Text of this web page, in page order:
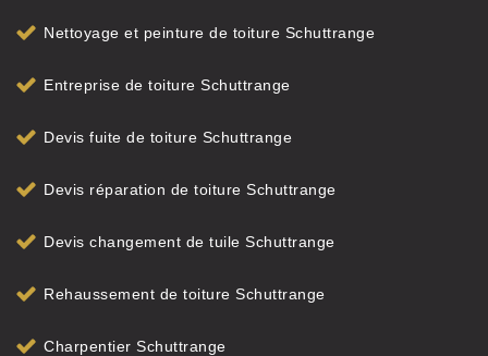
Nettoyage et peinture de toiture Schuttrange
Entreprise de toiture Schuttrange
Devis fuite de toiture Schuttrange
Devis réparation de toiture Schuttrange
Devis changement de tuile Schuttrange
Rehaussement de toiture Schuttrange
Charpentier Schuttrange